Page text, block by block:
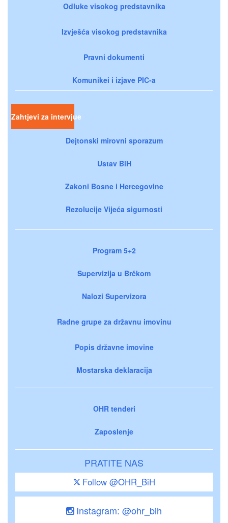
Odluke visokog predstavnika
Izvješća visokog predstavnika
Pravni dokumenti
Komunikei i izjave PIC-a
Zahtjevi za intervjue
Dejtonski mirovni sporazum
Ustav BiH
Zakoni Bosne i Hercegovine
Rezolucije Vijeća sigurnosti
Program 5+2
Supervizija u Brčkom
Nalozi Supervizora
Radne grupe za državnu imovinu
Popis državne imovine
Mostarska deklaracija
OHR tenderi
Zaposlenje
PRATITE NAS
Follow @OHR_BiH
Instagram: @ohr_bih